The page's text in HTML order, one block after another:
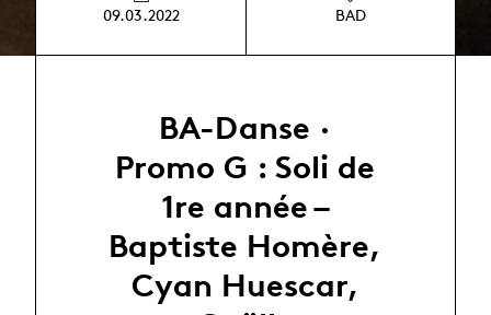
09.03.2022 BAD
BA-Danse ·
Promo G : Soli de
1re année –
Baptiste Homère,
Cyan Huescar,